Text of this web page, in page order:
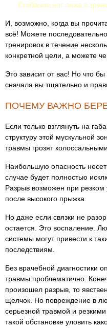
Сгибание ног лежа в
И, возможно, когда вы
всё! Можете
тренировок в течение
конкретной цели, а можете
Это зависит от вас! Но что
сначала вы тщательно и
ПОЧЕМУ ВАЖНО
Если только взглянуть на
структуру этой мускульной
травмы грозят
Наибольшую опасность
случае будет полностью
Разрыв возможен при
после высокого прыжка.
Но даже если связки не
остается. Это воспаление.
системы могут привести к
последствиям.
Без врачебной диагностики
травмы проблематично.
произошел разрыв, то
щелчок. Но повреждение в
серьезной травмой и
такой обстановке уловить